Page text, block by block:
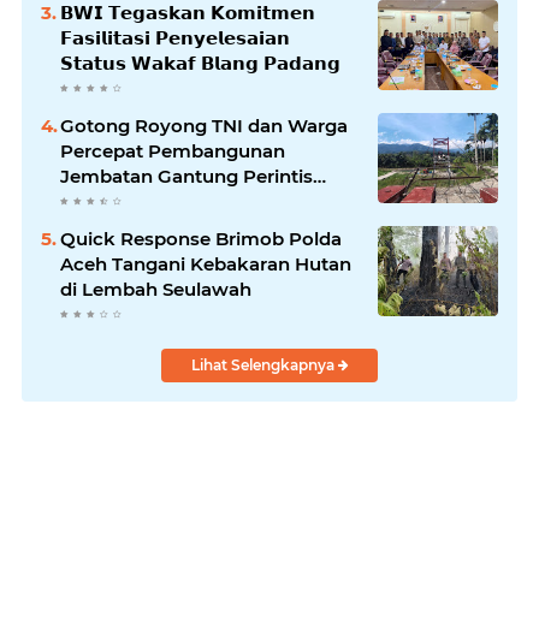
𝗕𝗪𝗜 𝗧𝗲𝗴𝗮𝘀𝗸𝗮𝗻 𝗞𝗼𝗺𝗶𝘁𝗺𝗲𝗻
𝗙𝗮𝘀𝗶𝗹𝗶𝘁𝗮𝘀𝗶 𝗣𝗲𝗻𝘆𝗲𝗹𝗲𝘀𝗮𝗶𝗮𝗻
𝗦𝘁𝗮𝘁𝘂𝘀 𝗪𝗮𝗸𝗮𝗳 𝗕𝗹𝗮𝗻𝗴 𝗣𝗮𝗱𝗮𝗻𝗴
Gotong Royong TNI dan Warga
Percepat Pembangunan
Jembatan Gantung Perintis
Kuta Ujung Aceh Tenggara
Quick Response Brimob Polda
Aceh Tangani Kebakaran Hutan
di Lembah Seulawah
Lihat Selengkapnya